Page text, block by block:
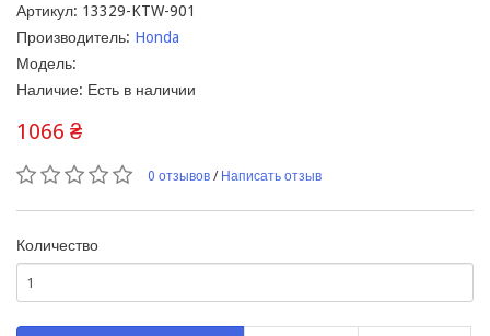
Артикул: 13329-KTW-901
Производитель: Honda
Модель:
Наличие: Есть в наличии
1066 ₴
0 отзывов / Написать отзыв
Количество